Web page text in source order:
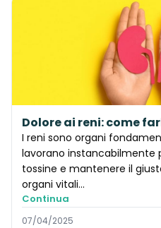
Dolore ai reni: come
I reni sono organi
lavorano instancabilmente
tossine e mantenere il
organi vitali...
Continua
07/04/2025